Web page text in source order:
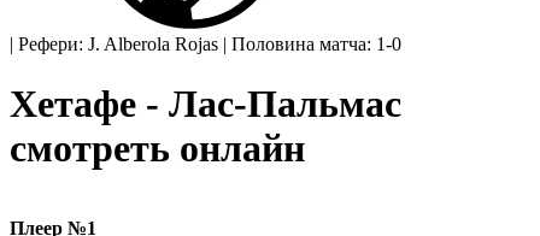
| Рефери: J. Alberola Rojas | Половина матча: 1-0
Хетафе - Лас-Пальмас
смотреть онлайн
Плеер №1